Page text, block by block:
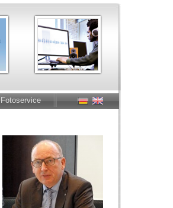
Fotoservice